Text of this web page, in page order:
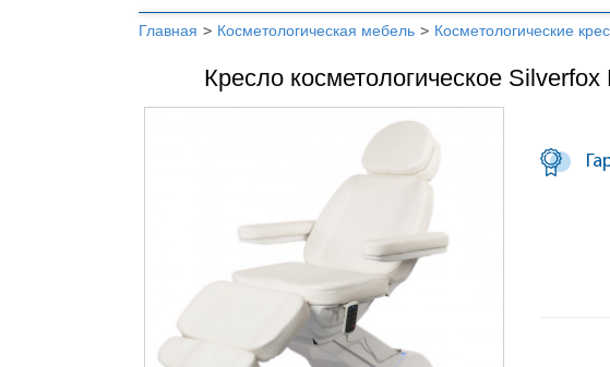
Главная > Косметологическая мебель > Косметологические
Кресло косметологическое